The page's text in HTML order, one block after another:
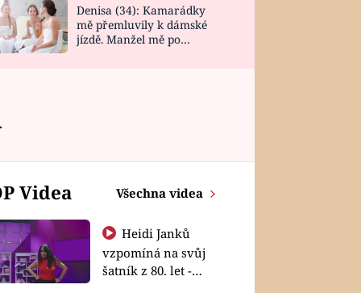
Denisa (34): Kamarádky
mě přemluvily k dámské
jízdě. Manžel mě po
Videa Všechna videa
Heidi Janků
vzpomíná na svůj
šatník z 80. let -